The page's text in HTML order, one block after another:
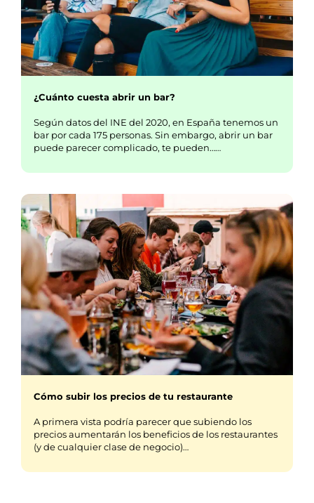
¿Cuánto cuesta abrir un bar?
Según datos del INE del 2020, en España tenemos un
bar por cada 175 personas. Sin embargo, abrir un bar
puede parecer complicado, te pueden……
Cómo subir los precios de tu restaurante
A primera vista podría parecer que subiendo los
precios aumentarán los beneficios de los restaurantes
(y de cualquier clase de negocio)…